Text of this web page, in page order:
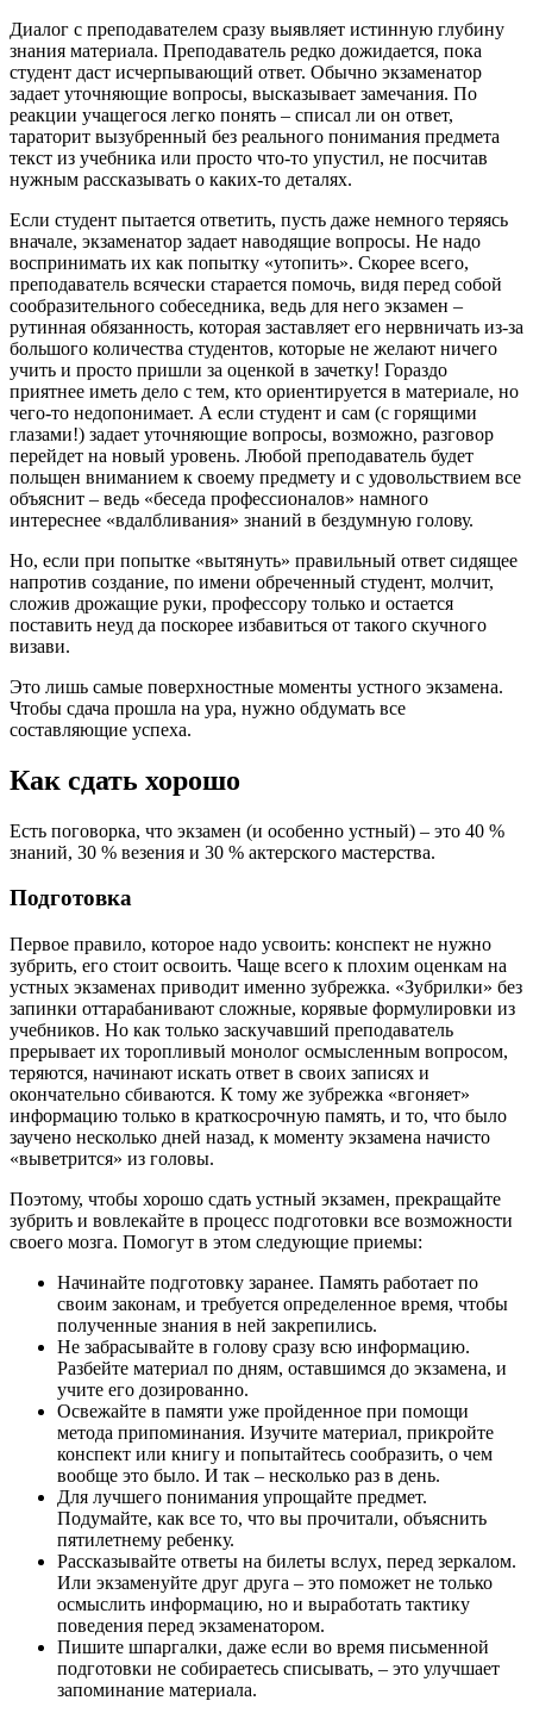
Диалог с преподавателем сразу выявляет истинную глубину
знания материала. Преподаватель редко дожидается, пока
студент даст исчерпывающий ответ. Обычно экзаменатор
задает уточняющие вопросы, высказывает замечания. По
реакции учащегося легко понять – списал ли он ответ,
тараторит вызубренный без реального понимания предмета
текст из учебника или просто что-то упустил, не посчитав
нужным рассказывать о каких-то деталях.
Если студент пытается ответить, пусть даже немного теряясь
вначале, экзаменатор задает наводящие вопросы. Не надо
воспринимать их как попытку «утопить». Скорее всего,
преподаватель всячески старается помочь, видя перед собой
сообразительного собеседника, ведь для него экзамен –
рутинная обязанность, которая заставляет его нервничать из-за
большого количества студентов, которые не желают ничего
учить и просто пришли за оценкой в зачетку! Гораздо
приятнее иметь дело с тем, кто ориентируется в материале, но
чего-то недопонимает. А если студент и сам (с горящими
глазами!) задает уточняющие вопросы, возможно, разговор
перейдет на новый уровень. Любой преподаватель будет
польщен вниманием к своему предмету и с удовольствием все
объяснит – ведь «беседа профессионалов» намного
интереснее «вдалбливания» знаний в бездумную голову.
Но, если при попытке «вытянуть» правильный ответ сидящее
напротив создание, по имени обреченный студент, молчит,
сложив дрожащие руки, профессору только и остается
поставить неуд да поскорее избавиться от такого скучного
визави.
Это лишь самые поверхностные моменты устного экзамена.
Чтобы сдача прошла на ура, нужно обдумать все
составляющие успеха.
Как сдать хорошо
Есть поговорка, что экзамен (и особенно устный) – это 40 %
знаний, 30 % везения и 30 % актерского мастерства.
Подготовка
Первое правило, которое надо усвоить: конспект не нужно
зубрить, его стоит освоить. Чаще всего к плохим оценкам на
устных экзаменах приводит именно зубрежка. «Зубрилки» без
запинки оттарабанивают сложные, корявые формулировки из
учебников. Но как только заскучавший преподаватель
прерывает их торопливый монолог осмысленным вопросом,
теряются, начинают искать ответ в своих записях и
окончательно сбиваются. К тому же зубрежка «вгоняет»
информацию только в краткосрочную память, и то, что было
заучено несколько дней назад, к моменту экзамена начисто
«выветрится» из головы.
Поэтому, чтобы хорошо сдать устный экзамен, прекращайте
зубрить и вовлекайте в процесс подготовки все возможности
своего мозга. Помогут в этом следующие приемы:
Начинайте подготовку заранее. Память работает по
своим законам, и требуется определенное время, чтобы
полученные знания в ней закрепились.
Не забрасывайте в голову сразу всю информацию.
Разбейте материал по дням, оставшимся до экзамена, и
учите его дозированно.
Освежайте в памяти уже пройденное при помощи
метода припоминания. Изучите материал, прикройте
конспект или книгу и попытайтесь сообразить, о чем
вообще это было. И так – несколько раз в день.
Для лучшего понимания упрощайте предмет.
Подумайте, как все то, что вы прочитали, объяснить
пятилетнему ребенку.
Рассказывайте ответы на билеты вслух, перед зеркалом.
Или экзаменуйте друг друга – это поможет не только
осмыслить информацию, но и выработать тактику
поведения перед экзаменатором.
Пишите шпаргалки, даже если во время письменной
подготовки не собираетесь списывать, – это улучшает
запоминание материала.